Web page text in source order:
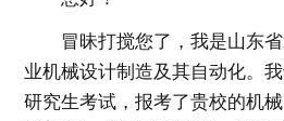
冒昧打搅您了，我是山东省
业机械设计制造及其自动化。
研究生考试，报考了贵校的机